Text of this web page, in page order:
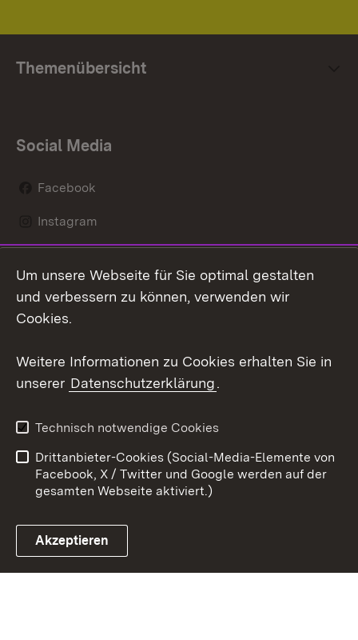
Themenübersicht
Social Media
Facebook
Instagram
Mastodon
Youtube
Link zum Landesportal
Kontakt
Datenschutz
Barrierefreiheit
Impressum Cookies
Um unsere Webseite für Sie optimal gestalten
und verbessern zu können, verwenden wir
Cookies.
Weitere Informationen zu Cookies erhalten Sie in
unserer Datenschutzerklärung.
Technisch notwendige Cookies
Drittanbieter-Cookies (Social-Media-Elemente von
Facebook, X / Twitter und Google werden auf der
gesamten Webseite aktiviert.)
Akzeptieren